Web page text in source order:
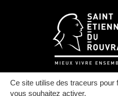
Ce site utilise des traceurs pour
vous souhaitez activer.